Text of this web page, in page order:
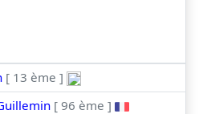
[ 13 ème ]
[ 96 ème ]